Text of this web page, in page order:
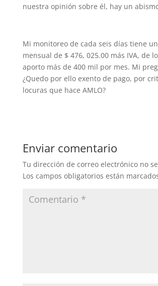
nuestra opinión sobre él, hay un
Mi monitoreo de cada seis días tiene
mensual de $ 476, 025.00 más IVA, de
aporto más de 400 mil por mes. Mi
¿Quedo por ello exento de pago, por
locuras que hace AMLO?
Enviar comentario
Tu dirección de correo electrónico no
Los campos obligatorios están